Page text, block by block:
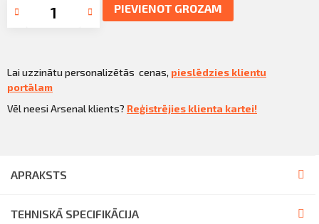
PIEVIENOT GROZAM
Lai uzzinātu personalizētās cenas, pieslēdzies klientu
portālam
Vēl neesi Arsenal klients? Reģistrējies klienta kartei!
APRAKSTS
TEHNISKĀ SPECIFIKĀCIJA